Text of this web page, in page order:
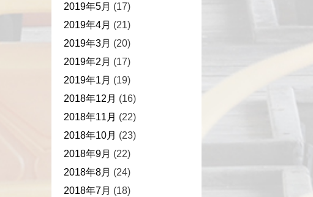
2019年5月 (17)
2019年4月 (21)
2019年3月 (20)
2019年2月 (17)
2019年1月 (19)
2018年12月 (16)
2018年11月 (22)
2018年10月 (23)
2018年9月 (22)
2018年8月 (24)
2018年7月 (18)